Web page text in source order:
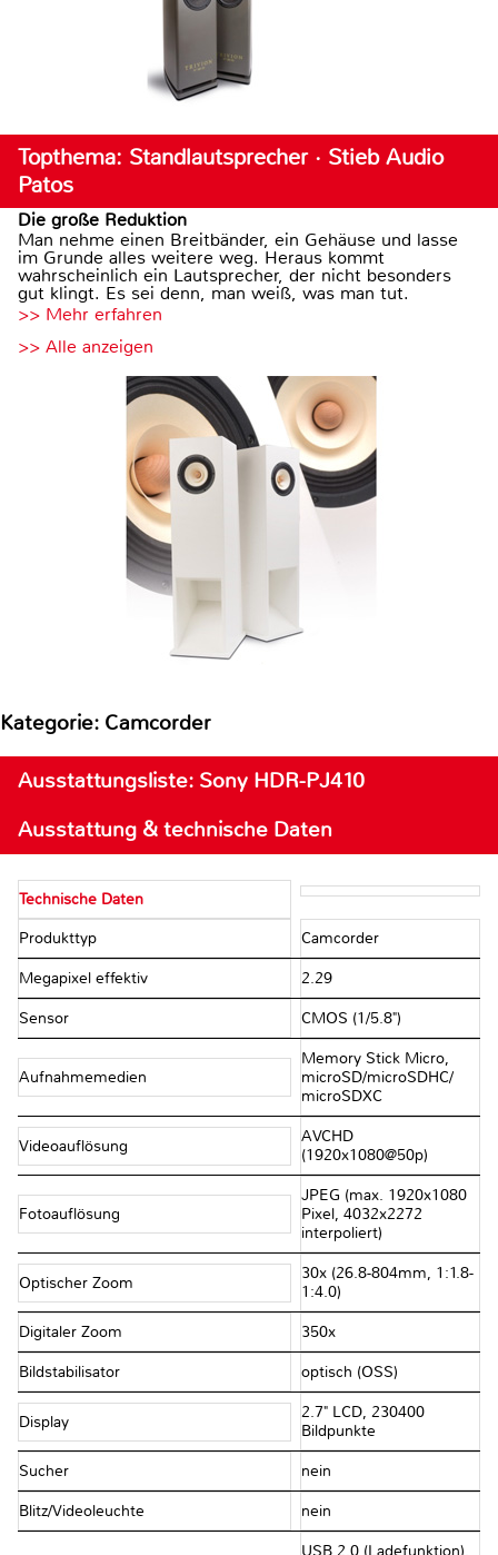
Topthema: Standlautsprecher · Stieb Audio
Patos
Die große Reduktion
Man nehme einen Breitbänder, ein Gehäuse und lasse
im Grunde alles weitere weg. Heraus kommt
wahrscheinlich ein Lautsprecher, der nicht besonders
gut klingt. Es sei denn, man weiß, was man tut.
>> Mehr erfahren
>> Alle anzeigen
Kategorie: Camcorder
Ausstattungsliste: Sony HDR-PJ410
Ausstattung & technische Daten
Technische Daten
Produkttyp Camcorder
Megapixel effektiv 2.29
Sensor CMOS (1/5.8")
Aufnahmemedien
Memory Stick Micro,
microSD/​microSDHC/​
microSDXC
Videoauflösung
AVCHD
(1920x1080@50p)
Fotoauflösung
JPEG (max. 1920x1080
Pixel, 4032x2272
interpoliert)
Optischer Zoom
30x (26.8-804mm, 1:1.8-
1:4.0)
Digitaler Zoom 350x
Bildstabilisator optisch (OSS)
Display
2.7" LCD, 230400
Bildpunkte
Sucher nein
Blitz/Videoleuchte nein